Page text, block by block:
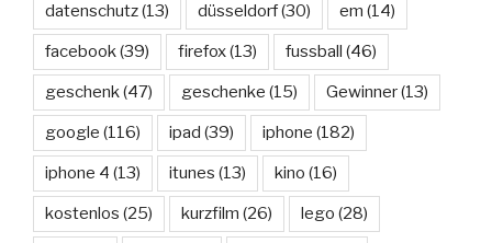
datenschutz(13) düsseldorf(30) em (14)
facebook(39) firefox(13) fussball (46)
geschenk(47) geschenke (15) Gewinner(13)
google (116) ipad (39) iphone (182)
iphone 4 (13) itunes (13) kino (16)
kostenlos (25) kurzfilm (26) lego (28)